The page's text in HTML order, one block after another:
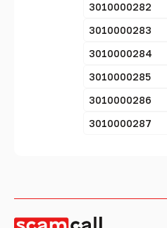
3010000282
3010000283
3010000284
3010000285
3010000286
3010000287